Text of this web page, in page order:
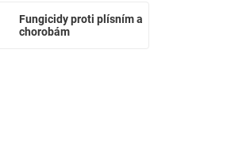
Fungicidy proti plísním a
chorobám